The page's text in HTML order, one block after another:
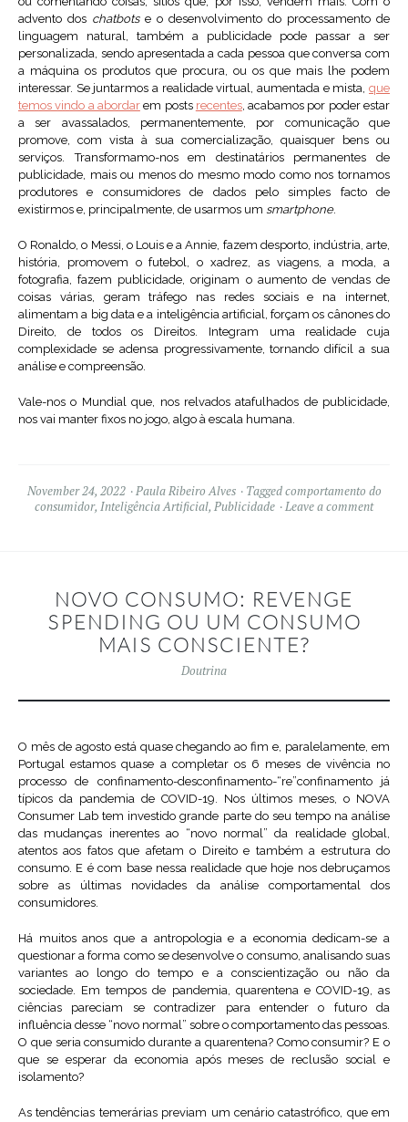
advento dos chatbotse o desenvolvimento do processamento de
linguagem natural, também a publicidade pode passar a ser
personalizada, sendo apresentada a cada pessoa que conversa com
a máquina os produtos que procura, ou os que mais lhe podem
interessar. Se juntarmos a realidade virtual, aumentada e mista, que
temos vindo a abordarem posts recentes, acabamos por poder estar
a ser avassalados, permanentemente, por comunicação que
promove, com vista à sua comercialização, quaisquer bens ou
serviços. Transformamo-nos em destinatários permanentes de
publicidade, mais ou menos do mesmo modo como nos tornamos
produtores e consumidores de dados pelo simples facto de
existirmos e, principalmente, de usarmos um smartphone.
O Ronaldo, o Messi, o Louis e a Annie, fazem desporto, indústria, arte,
história, promovem o futebol, o xadrez, as viagens, a moda, a
fotografia, fazem publicidade, originam o aumento de vendas de
coisas várias, geram tráfego nas redes sociais e na internet,
alimentam a big data e a inteligência artificial, forçam os cânones do
Direito, de todos os Direitos. Integram uma realidade cuja
complexidade se adensa progressivamente, tornando difícil a sua
análise e compreensão.
Vale-nos o Mundial que, nos relvados atafulhados de publicidade,
nos vai manter fixos no jogo, algo à escala humana.
November 24, 2022 Paula Ribeiro Alves Taggedcomportamento do
consumidor, Inteligência Artificial, Publicidade Leave a comment
NOVO CONSUMO: REVENGE
SPENDING OU UM CONSUMO
MAIS CONSCIENTE?
Doutrina
O mês de agosto está quase chegando ao fim e, paralelamente, em
Portugal estamos quase a completar os 6 meses de vivência no
processo de confinamento-desconfinamento-“re”confinamento já
típicos da pandemia de COVID-19. Nos últimos meses, o NOVA
Consumer Lab tem investido grande parte do seu tempo na análise
das mudanças inerentes ao “novo normal” da realidade global,
atentos aos fatos que afetam o Direito e também a estrutura do
consumo. E é com base nessa realidade que hoje nos debruçamos
sobre as últimas novidades da análise comportamental dos
consumidores.
Há muitos anos que a antropologia e a economia dedicam-se a
questionar a forma como se desenvolve o consumo, analisando suas
variantes ao longo do tempo e a conscientização ou não da
sociedade. Em tempos de pandemia, quarentena e COVID-19, as
ciências pareciam se contradizer para entender o futuro da
influência desse “novo normal” sobre o comportamento das pessoas.
O que seria consumido durante a quarentena? Como consumir? E o
que se esperar da economia após meses de reclusão social e
isolamento?
As tendências temerárias previam um cenário catastrófico, que em